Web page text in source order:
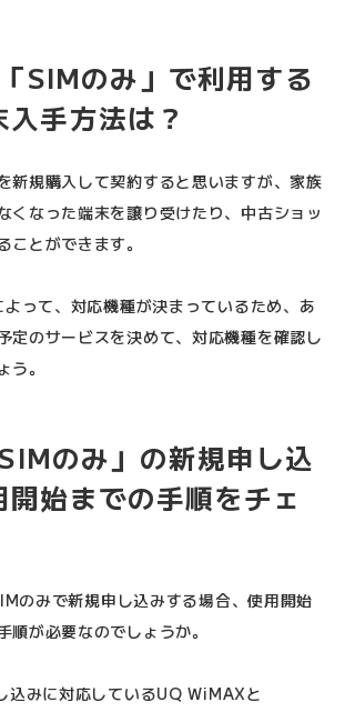
SIMのみ」で利用する
手方法は？
新規購入して契約すると思いますが、家族
くなった端末を譲り受けたり、中古ショッ
ことができます。
って、対応機種が決まっているため、あ
定のサービスを決めて、対応機種を確認し
。
のみ」の新規申し込
始までの手順をチェ
のみで新規申し込みする場合、使用開始
順が必要なのでしょうか。
込みに対応しているUQ WiMAXと